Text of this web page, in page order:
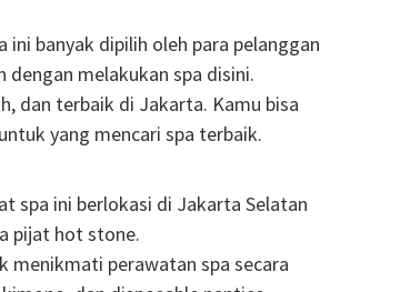
banyak dipilih oleh para pelanggan
melakukan spa disini.
dan terbaik di Jakarta. Kamu bisa
yang mencari spa terbaik.
spa ini berlokasi di Jakarta Selatan
pijat hot stone.
menikmati perawatan spa secara